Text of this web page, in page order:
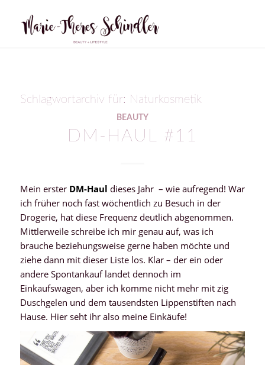
Schlagwortarchiv für: Naturkosmetik
BEAUTY
DM-HAUL #11
Mein erster DM-Haul dieses Jahr – wie aufregend! War
ich früher noch fast wöchentlich zu Besuch in der
Drogerie, hat diese Frequenz deutlich abgenommen.
Mittlerweile schreibe ich mir genau auf, was ich
brauche beziehungsweise gerne haben möchte und
ziehe dann mit dieser Liste los. Klar – der ein oder
andere Spontankauf landet dennoch im
Einkaufswagen, aber ich komme nicht mehr mit zig
Duschgelen und dem tausendsten Lippenstiften nach
Hause. Hier seht ihr also meine Einkäufe!